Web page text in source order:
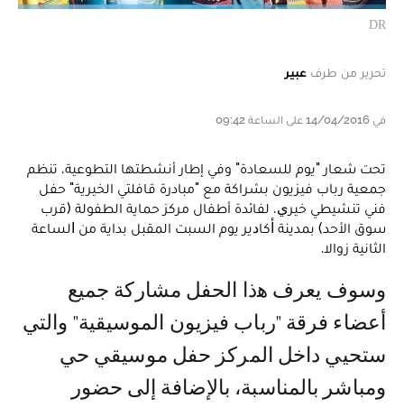
DR
تحرير من طرف عبير
في 14/04/2016 على الساعة 09:42
تحت شعار "يوم للسعادة" وفي إطار أنشطتها التطوعية، تنظم
جمعية رباب فيزيون بشراكة مع "مبادرة قافلتي الخيرية" ﺣﻔﻞ
ﻓﻨﻲ تنشيطي ﺧﻴﺮﻱ، لفائدة أطفال مركز حماية الطفولة (قرب
سوق الأحد) ﺑﻤﺪﻳﻨﺔ ﺃﻛﺎﺩﻳﺮ يوم السبت المقبل بداية ﻣﻦ ﺍﻟﺴﺎﻋﺔ
الثانية زوالا.
ﻭﺳﻮﻑ ﻳﻌﺮﻑ ﻫذﺍ ﺍﻟﺤﻔﻞ ﻣﺸﺎﺭﻛﺔ جميع
أعضاء فرقة "رباب فيزيون الموسيقية" والتي
ستحيي داخل المركز حفل موسيقي حي
ومباشر بالمناسبة، ﺑﺎﻹﺿﺎﻓﺔ إلى حضور